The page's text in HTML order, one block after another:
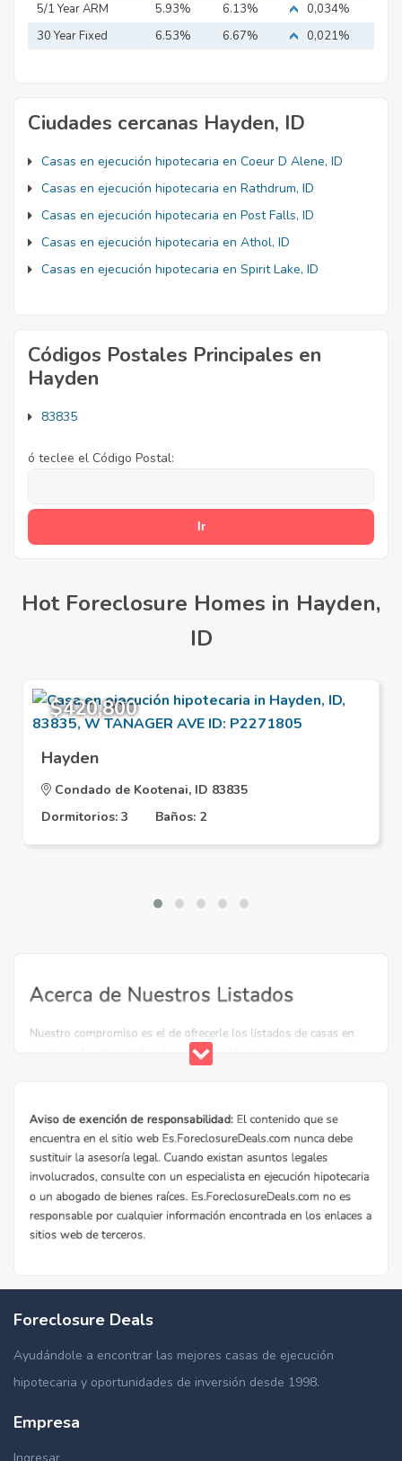
Mortgage
5/1 Year ARM
5.93% 6.13%
0,034%
30 Year Fixed
6.53% 6.67% 0,021%
Ciudades cercanas Hayden, ID
Casas en ejecución hipotecaria en Coeur D Alene, ID
Casas en ejecución hipotecaria en Rathdrum, ID
Casas en ejecución hipotecaria en Post Falls, ID
Casas en ejecución hipotecaria en Athol, ID
Casas en ejecución hipotecaria en Spirit Lake, ID
Códigos Postales Principales en
Hayden
83835
ó teclee el Código Postal:
Hot Foreclosure Homes in Hayden,
ID
$420,800
Hayden
Condado de Kootenai, ID 83835
Dormitorios: 3
Baños: 2
Comprar Casas y Apartamentos en
Foreclosure Deals
Ayudándole a encontrar las mejores casas de ejecución
hipotecaria y oportunidades de inversión desde 1998.
Empresa
Ingresar